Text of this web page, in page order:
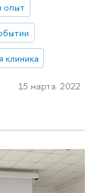
опыт
15 марта 2022